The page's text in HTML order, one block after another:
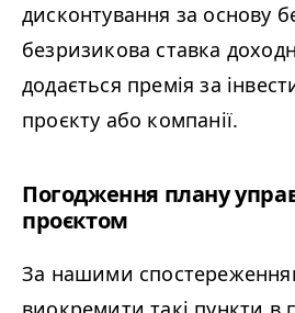
дисконтування за основу
безризикова ставка
додається премія за
проєкту або компанії.
Погодження плану
проєктом
За нашими